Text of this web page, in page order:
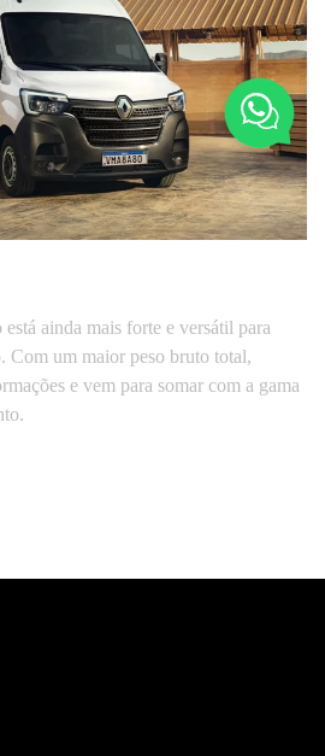
ainda mais forte e versátil para
Com um maior peso bruto total,
e vem para somar com a gama